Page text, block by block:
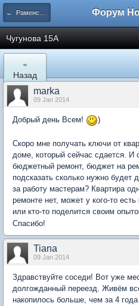
← Раменское
Чугунова 15А
«
Назад
marka
09 Jan 2014
Добрый день Всем! )
Скоро мне получать ключи от
доме, который сейчас сдается. И
бюджетный ремонт, бюджет на
подсказать сколько нужно будет
за работу мастерам? Квартира
ремонте нет, может у кого-то
или кто-то поделится своим
Спасибо!
Tiana
09 Jan 2014
Здравствуйте соседи! Вот уже
долгожданный переезд. Живём
накопилось больше, чем за 4